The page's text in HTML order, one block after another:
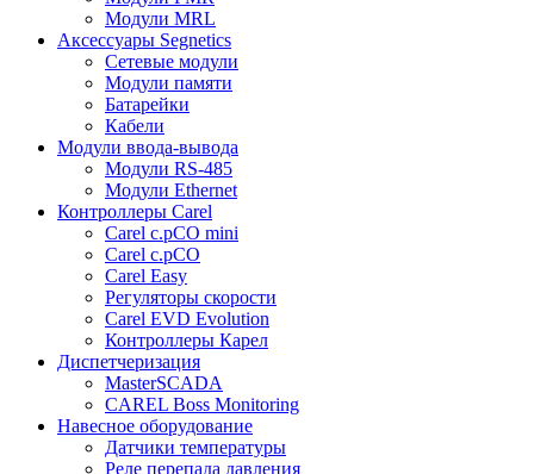
Модули MRL
Аксессуары Segnetics
Сетевые модули
Модули памяти
Батарейки
Кабели
Модули ввода-вывода
Модули RS-485
Модули Ethernet
Контроллеры Carel
Carel c.pCO mini
Carel c.pCO
Carel Easy
Регуляторы скорости
Carel EVD Evolution
Контроллеры Карел
Диспетчеризация
MasterSCADA
CAREL Boss Monitoring
Навесное оборудование
Датчики температуры
Реле перепада давления